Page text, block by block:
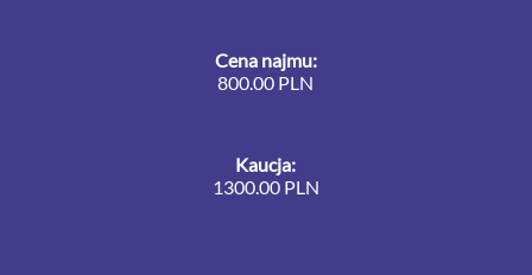
Cena najmu:
800.00 PLN
Kaucja:
1300.00 PLN